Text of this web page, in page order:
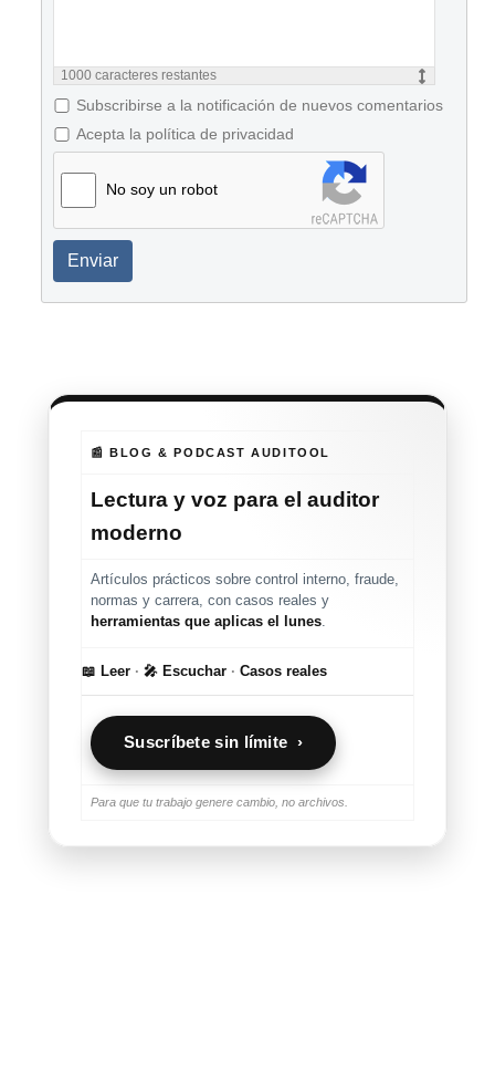
1000 caracteres restantes
Subscribirse a la notificación de nuevos comentarios
Acepta la política de privacidad
No soy un robot
Enviar
📰 BLOG & PODCAST AUDITOOL
Lectura y voz para el auditor
moderno
Artículos prácticos sobre control interno, fraude,
normas y carrera, con casos reales y
herramientas que aplicas el lunes.
📖 Leer · 🎤 Escuchar · Casos reales
Suscríbete sin límite ›
Para que tu trabajo genere cambio, no archivos.